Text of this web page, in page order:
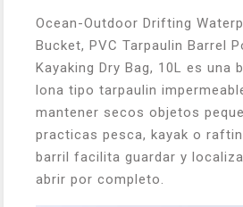
Ocean-Outdoor Drifting
Bucket, PVC Tarpaulin Barrel
Kayaking Dry Bag, 10L es una
lona tipo tarpaulin
mantener secos objetos
practicas pesca, kayak o
barril facilita guardar y
abrir por completo.